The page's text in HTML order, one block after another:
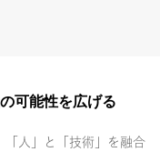
可能性を広げる
「人」と「技術」を融合